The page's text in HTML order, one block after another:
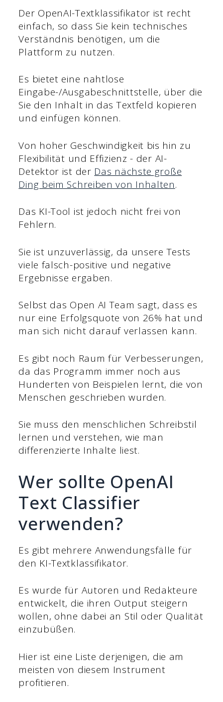
Der OpenAI-Textklassifikator ist recht
einfach, so dass Sie kein technisches
Verständnis benötigen, um die
Plattform zu nutzen.
Es bietet eine nahtlose
Eingabe-/Ausgabeschnittstelle, über die
Sie den Inhalt in das Textfeld kopieren
und einfügen können.
Von hoher Geschwindigkeit bis hin zu
Flexibilität und Effizienz - der AI-
Detektor ist der Das nächste große
Ding beim Schreiben von Inhalten.
Das KI-Tool ist jedoch nicht frei von
Fehlern.
Sie ist unzuverlässig, da unsere Tests
viele falsch-positive und negative
Ergebnisse ergaben.
Selbst das Open AI Team sagt, dass es
nur eine Erfolgsquote von 26% hat und
man sich nicht darauf verlassen kann.
Es gibt noch Raum für Verbesserungen,
da das Programm immer noch aus
Hunderten von Beispielen lernt, die von
Menschen geschrieben wurden.
Sie muss den menschlichen Schreibstil
lernen und verstehen, wie man
differenzierte Inhalte liest.
Wer sollte OpenAI
Text Classifier
verwenden?
Es gibt mehrere Anwendungsfälle für
den KI-Textklassifikator.
Es wurde für Autoren und Redakteure
entwickelt, die ihren Output steigern
wollen, ohne dabei an Stil oder Qualität
einzubüßen.
Hier ist eine Liste derjenigen, die am
meisten von diesem Instrument
profitieren.